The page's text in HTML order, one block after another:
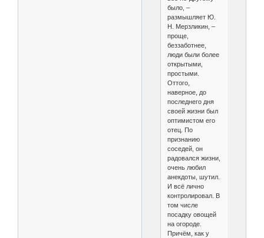
было, –
размышляет Ю.
Н. Мерзликин, –
проще,
беззаботнее,
люди были более
открытыми,
простыми.
Оттого,
наверное, до
последнего дня
своей жизни был
оптимистом его
отец. По
признанию
соседей, он
радовался жизни,
очень любил
анекдоты, шутил.
И всё лично
контролировал. В
том числе
посадку овощей
на огороде.
Причём, как у